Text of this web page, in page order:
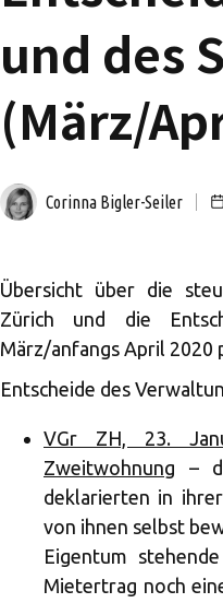
und des
(März/
Corinna Bigler-Seiler
Übersicht über die
Zürich und die
März/anfangs April 2020
Entscheide des
VGr ZH, 23.
Zweitwohnung –
deklarierten in
von ihnen selbst
Eigentum
Mietertrag noch